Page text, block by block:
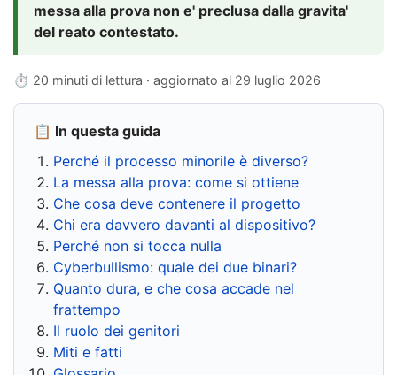
messa alla prova non e' preclusa dalla gravita'
del reato contestato.
⏱ 20 minuti di lettura · aggiornato al 29 luglio 2026
📋 In questa guida
Perché il processo minorile è diverso?
La messa alla prova: come si ottiene
Che cosa deve contenere il progetto
Chi era davvero davanti al dispositivo?
Perché non si tocca nulla
Cyberbullismo: quale dei due binari?
Quanto dura, e che cosa accade nel
frattempo
Il ruolo dei genitori
Miti e fatti